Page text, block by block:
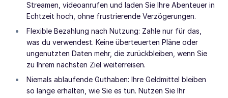
Streamen, videoanrufen und laden Sie Ihre Abenteuer in
Echtzeit hoch, ohne frustrierende Verzögerungen.
Flexible Bezahlung nach Nutzung: Zahle nur für das,
was du verwendest. Keine überteuerten Pläne oder
ungenutzten Daten mehr, die zurückbleiben, wenn Sie
zu Ihrem nächsten Ziel weiterreisen.
Niemals ablaufende Guthaben: Ihre Geldmittel bleiben
so lange erhalten, wie Sie es tun. Nutzen Sie Ihr